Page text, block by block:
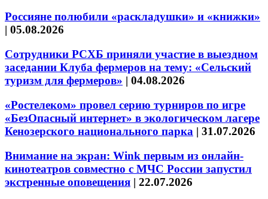
Россияне полюбили «раскладушки» и «книжки»
| 05.08.2026
Сотрудники РСХБ приняли участие в выездном
заседании Клуба фермеров на тему: «Сельский
туризм для фермеров» | 04.08.2026
«Ростелеком» провел серию турниров по игре
«БезОпасный интернет» в экологическом лагере
Кенозерского национального парка | 31.07.2026
Внимание на экран: Wink первым из онлайн-
кинотеатров совместно с МЧС России запустил
экстренные оповещения | 22.07.2026